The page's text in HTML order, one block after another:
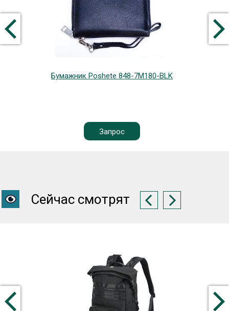
Бумажник Poshete 848-7M180-BLK
Запрос
Сейчас смотрят